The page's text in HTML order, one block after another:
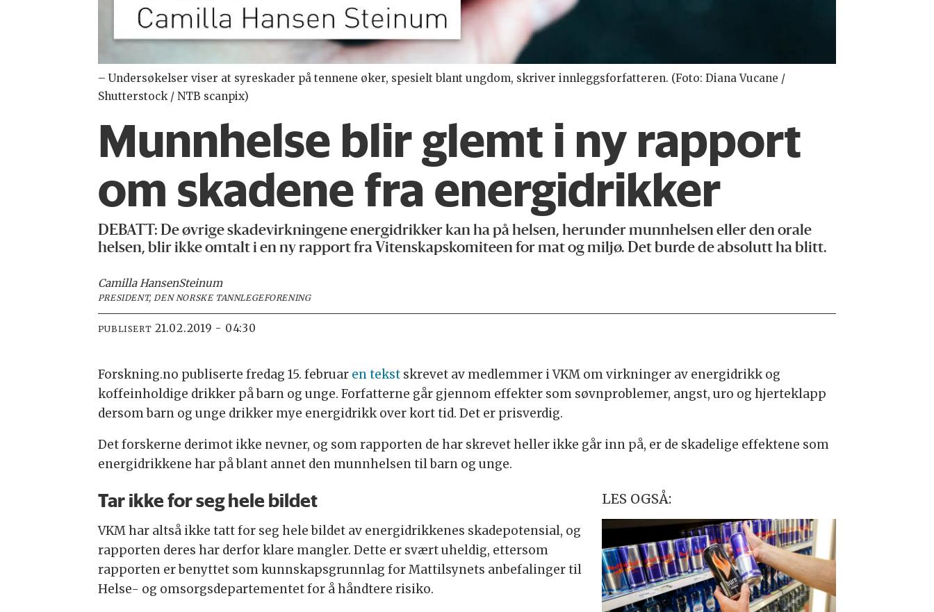
– Undersøkelser viser at syreskader på tennene øker, spesielt blant ungdom, skriver innleggsforfatteren. (Foto: Diana Vucane /
Shutterstock / NTB scanpix)
Munnhelse blir glemt i ny rapport
om skadene fra energidrikker
DEBATT: De øvrige skadevirkningene energidrikker kan ha på helsen, herunder munnhelsen eller den orale
helsen, blir ikke omtalt i en ny rapport fra Vitenskapskomiteen for mat og miljø. Det burde de absolutt ha blitt.
Camilla HansenSteinum
PRESIDENT, DEN NORSKE TANNLEGEFORENING
PUBLISERT 21.02.2019 - 04:30
Forskning.no publiserte fredag 15. februar en tekstskrevet av medlemmer i VKM om virkninger av energidrikk og
koffeinholdige drikker på barn og unge. Forfatterne går gjennom effekter som søvnproblemer, angst, uro og hjerteklapp
dersom barn og unge drikker mye energidrikk over kort tid. Det er prisverdig.
Det forskerne derimot ikke nevner, og som rapporten de har skrevet heller ikke går inn på, er de skadelige effektene som
energidrikkene har på blant annet den munnhelsen til barn og unge.
LES OGSÅ:
Tar ikke for seg hele bildet
VKM har altså ikke tatt for seg hele bildet av energidrikkenes skadepotensial, og
rapporten deres har derfor klare mangler. Dette er svært uheldig, ettersom
rapporten er benyttet som kunnskapsgrunnlag for Mattilsynets anbefalinger til
Helse- og omsorgsdepartementet for å håndtere risiko.